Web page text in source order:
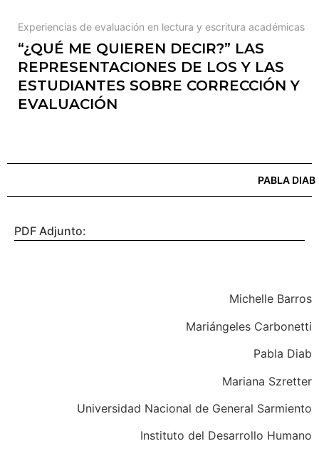
Experiencias de evaluación en lectura y escritura académicas
“¿QUÉ ME QUIEREN DECIR?” LAS
REPRESENTACIONES DE LOS Y LAS
ESTUDIANTES SOBRE CORRECCIÓN Y
EVALUACIÓN
PABLA DIAB
PDF Adjunto:
Michelle Barros
Mariángeles Carbonetti
Pabla Diab
Mariana Szretter
Universidad Nacional de General Sarmiento
Instituto del Desarrollo Humano